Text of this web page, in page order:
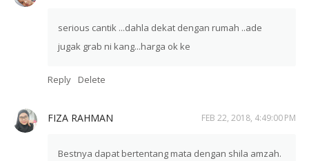
serious cantik ...dahla dekat dengan rumah ..ade
jugak grab ni kang...harga ok ke
Reply Delete
FIZA RAHMAN FEB 22, 2018, 4:49:00 PM
Bestnya dapat bertentang mata dengan shila amzah.